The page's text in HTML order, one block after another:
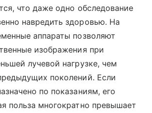
что даже одно обследование
навредить здоровью. На
аппараты позволяют
изображения при
лучевой нагрузке, чем
поколений. Если
по показаниям, его
польза многократно превышает